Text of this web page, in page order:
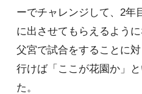
ーでチャレンジして、2年
に出させてもらえるよう
父宮で試合をすることに
行けば「ここが花園か」
た。